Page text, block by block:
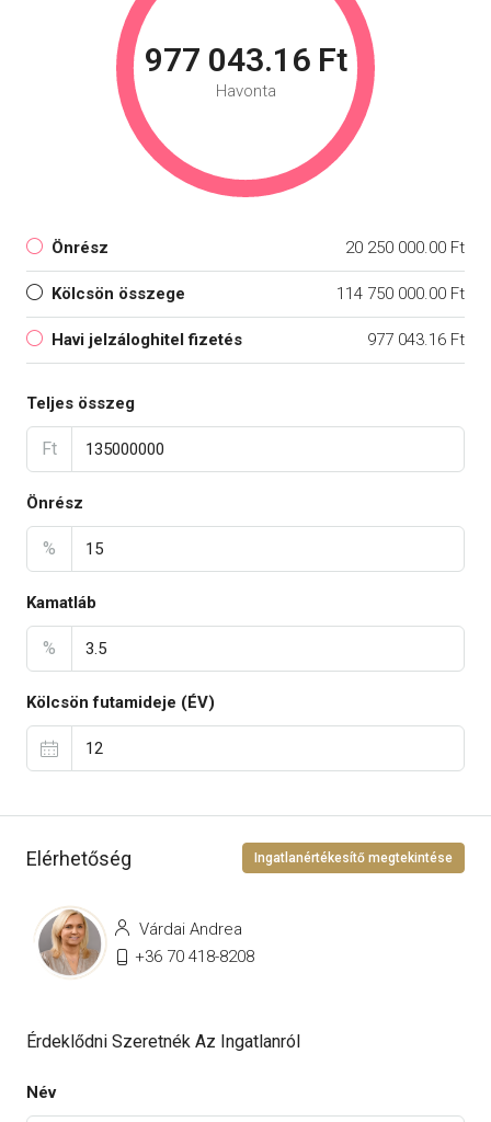
977 043.16 Ft
Havonta
Önrész 20 250 000.00 Ft
Kölcsön összege 114 750 000.00 Ft
Havi jelzáloghitel fizetés 977 043.16 Ft
Teljes összeg
Ft
Önrész
%
Kamatláb
%
Kölcsön futamideje (ÉV)
Elérhetőség Ingatlanértékesítő megtekintése
Várdai Andrea
+36 70 418-8208
Érdeklődni Szeretnék Az Ingatlanról
Név